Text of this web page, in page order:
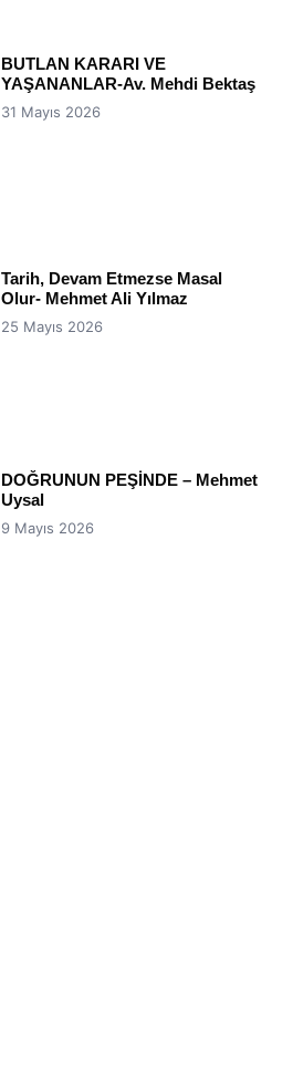
BUTLAN KARARI VE
YAŞANANLAR-Av. Mehdi Bektaş
31 Mayıs 2026
Tarih, Devam Etmezse Masal
Olur- Mehmet Ali Yılmaz
25 Mayıs 2026
DOĞRUNUN PEŞİNDE – Mehmet
Uysal
9 Mayıs 2026